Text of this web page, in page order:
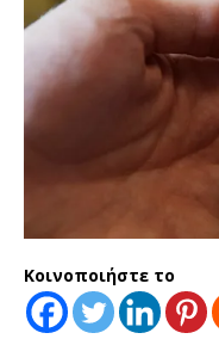
Κοινοποιήστε το